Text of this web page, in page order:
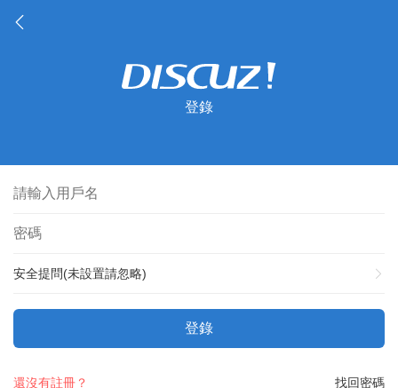
登錄
安全提問(未設置請忽略)
登錄
找回密碼
還沒有註冊？